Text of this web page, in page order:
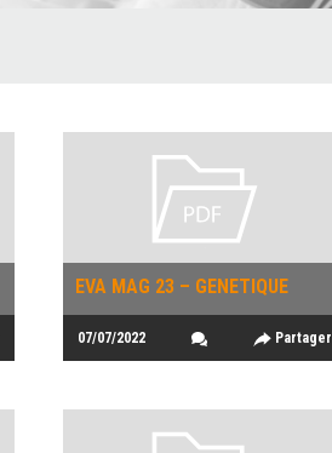
EVA MAG 23 – GENETIQUE
07/07/2022 Partager